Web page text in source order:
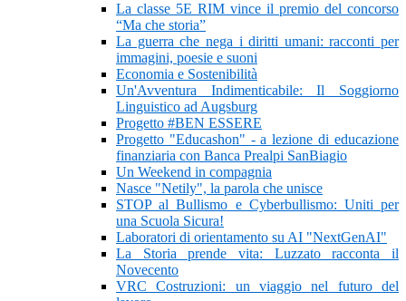
La classe 5E RIM vince il premio del concorso
“Ma che storia”
La guerra che nega i diritti umani: racconti per
immagini, poesie e suoni
Economia e Sostenibilità
Un'Avventura Indimenticabile: Il Soggiorno
Linguistico ad Augsburg
Progetto #BEN ESSERE
Progetto "Educashon" - a lezione di educazione
finanziaria con Banca Prealpi SanBiagio
Un Weekend in compagnia
Nasce "Netily", la parola che unisce
STOP al Bullismo e Cyberbullismo: Uniti per
una Scuola Sicura!
Laboratori di orientamento su AI "NextGenAI"
La Storia prende vita: Luzzato racconta il
Novecento
VRC Costruzioni: un viaggio nel futuro del